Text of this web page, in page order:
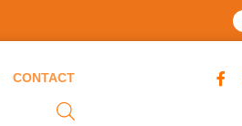
CONTACT